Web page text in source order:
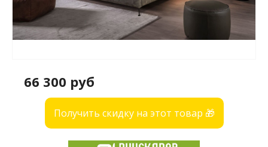
66 300 руб
Получить скидку на этот товар 🎁